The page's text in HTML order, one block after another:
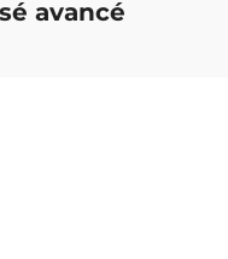
avancé